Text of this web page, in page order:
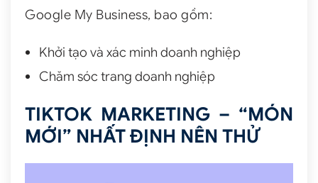
Google My Business, bao gồm:
Khởi tạo và xác minh doanh nghiệp
Chăm sóc trang doanh nghiệp
TIKTOK MARKETING – “MÓN
MỚI” NHẤT ĐỊNH NÊN THỬ